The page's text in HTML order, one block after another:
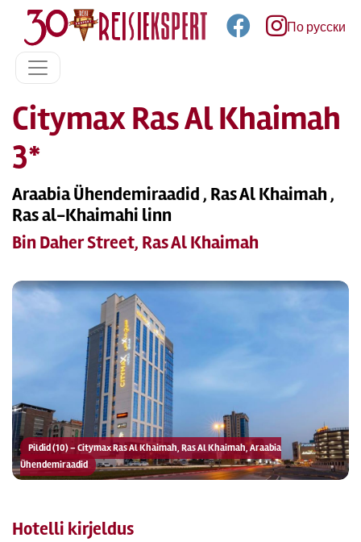
По русски
Citymax Ras Al Khaimah
3*
Araabia Ühendemiraadid , Ras Al Khaimah ,
Ras al-Khaimahi linn
Bin Daher Street, Ras Al Khaimah
Pildid (10) – Citymax Ras Al Khaimah, Ras Al Khaimah, Araabia
Ühendemiraadid
Hotelli kirjeldus